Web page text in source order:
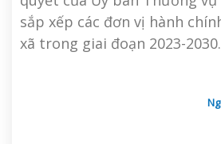
sắp xếp các đơn vị hành
xã trong giai đoạn 2023-